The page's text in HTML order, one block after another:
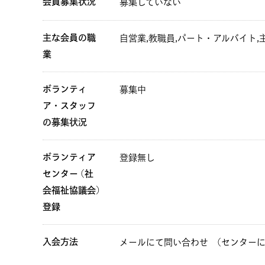
募集していない
主な会員の職
業
自営業,教職員,パート・アルバイト,
ボランティ
ア・スタッフ
の募集状況
募集中
ボランティア
センター (社
会福祉協議会)
登録
登録無し
入会方法 メールにて問い合わせ (センター